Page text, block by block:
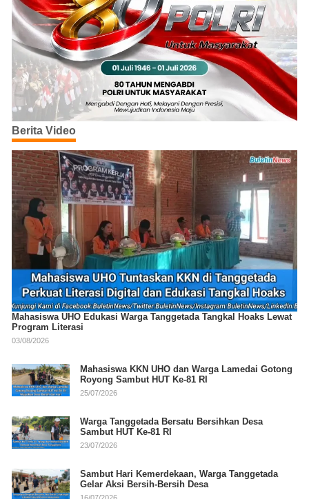
Berita Video
Mahasiswa UHO Edukasi Warga Tanggetada Tangkal Hoaks Lewat
Program Literasi
03/08/2026
Mahasiswa KKN UHO dan Warga Lamedai Gotong
Royong Sambut HUT Ke-81 RI
25/07/2026
Warga Tanggetada Bersatu Bersihkan Desa
Sambut HUT Ke-81 RI
23/07/2026
Sambut Hari Kemerdekaan, Warga Tanggetada
Gelar Aksi Bersih-Bersih Desa